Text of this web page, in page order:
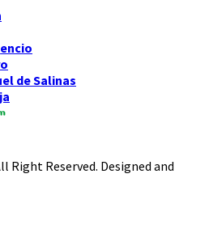
de Salinas
Right Reserved. Designed and